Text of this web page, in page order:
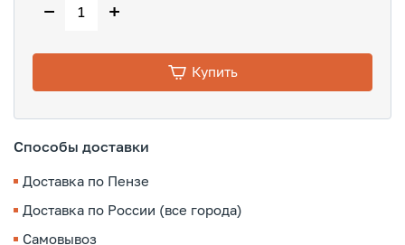
− +
Купить
Способы доставки
Доставка по Пензе
Доставка по России (все города)
Самовывоз